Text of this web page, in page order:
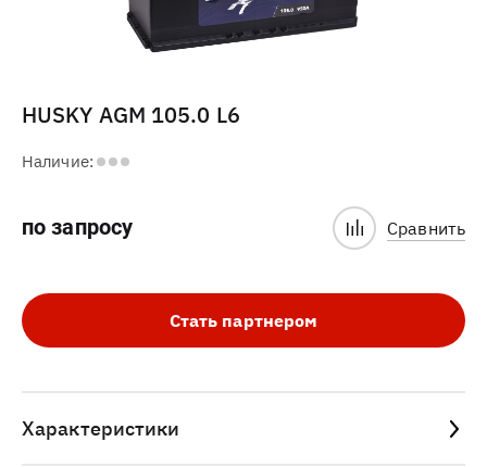
HUSKY AGM 105.0 L6
Наличие:
по запросу Сравнить
Стать партнером
Характеристики